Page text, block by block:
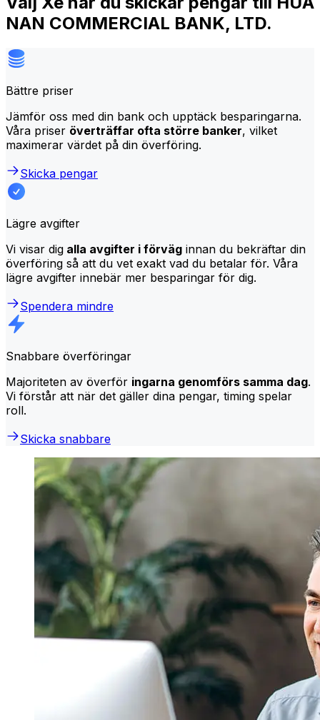
NAN COMMERCIAL BANK, LTD.
Bättre priser
Jämför oss med din bank och upptäck besparingarna.
Våra priser överträffar ofta större banker, vilket
maximerar värdet på din överföring.
Skicka pengar
Lägre avgifter
Vi visar dig alla avgifter i förväg innan du bekräftar din
överföring så att du vet exakt vad du betalar för. Våra
lägre avgifter innebär mer besparingar för dig.
Spendera mindre
Snabbare överföringar
Majoriteten av överför ingarna genomförs samma dag.
Vi förstår att när det gäller dina pengar, timing spelar
roll.
Skicka snabbare